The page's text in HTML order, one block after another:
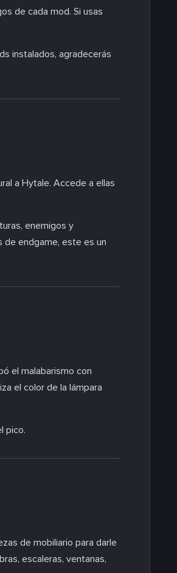
de cada mod. Si usas
instalados, agradecerás
a Hytale. Accede a ellas
enemigos y
de endgame, este es un
el malabarismo con
el color de la lámpara
pico.
de mobiliario para darle
escaleras, ventanas,